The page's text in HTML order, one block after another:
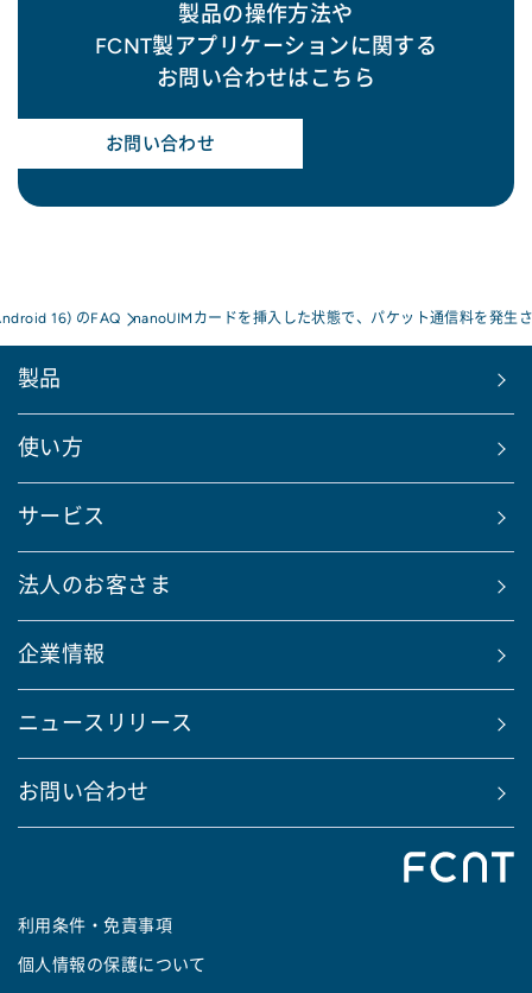
製品の操作方法や
FCNT製アプリケーションに関する
お問い合わせはこちら
お問い合わせ
16) のFAQ nanoUIMカードを挿入した状態で、パケット通信料を発生
製品
使い方
サービス
法人のお客さま
企業情報
ニュースリリース
お問い合わせ
利用条件・免責事項
個人情報の保護について